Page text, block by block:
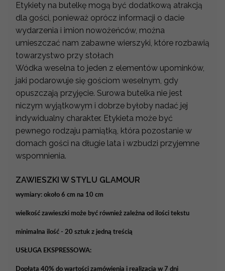
Etykiety na butelkę mogą być dodatkową atrakcją
dla gości, ponieważ oprócz informacji o dacie
wydarzenia i imion nowożeńców, można
umieszczać nam zabawne wierszyki, które rozbawią
towarzystwo przy stołach
Wódka weselna to jeden z elementów upominków,
jaki podarowuje się gościom weselnym, gdy
opuszczają przyjęcie. Surowa butelka nie jest
niczym wyjątkowym i dobrze byłoby nadać jej
indywidualny charakter. Etykieta może być
pewnego rodzaju pamiątką, która pozostanie w
domach gości na długie lata i wzbudzi przyjemne
wspomnienia.
ZAWIESZKI W STYLU GLAMOUR
wymiary: około 6 cm na 10 cm
wielkość zawieszki może być również zależna od ilości tekstu
minimalna ilość - 20 sztuk z jedną treścią
USŁUGA EKSPRESSOWA:
Dopłata 40% do wartości zamówienia i realizacja w 7 dni